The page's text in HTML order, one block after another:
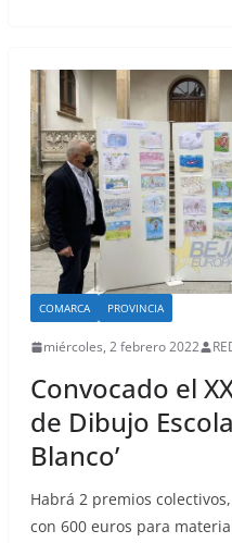
COMARCA PROVINCIA
miércoles, 2 febrero 2022
Convocado el
de Dibujo
Blanco’
Habrá 2 premios
con 600 euros para